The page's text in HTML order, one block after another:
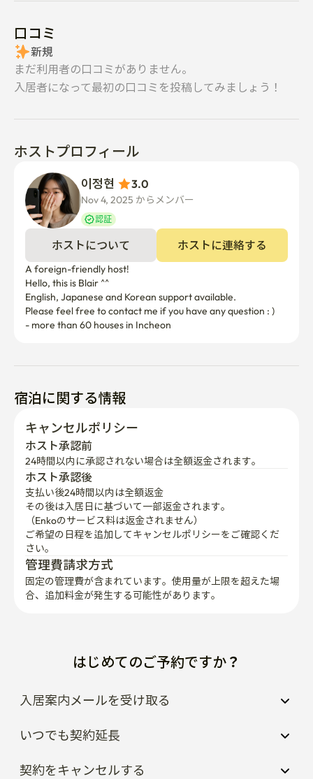
• バス停にとても近いです。
• フアン駅までバスで約10~15分、バスは約5分おきに運
行しています。
口コミ
新規
まだ利用者の口コミがありません。
入居者になって最初の口コミを投稿してみましょう！
ホストプロフィール
3.0
Nov 4, 2025 からメンバー
認証
ホストについて ホストに連絡する
A foreign-friendly host!
Hello, this is Blair ^^
English, Japanese and Korean support available.
Please feel free to contact me if you have any question : )
- more than 60 houses in Incheon
宿泊に関する情報
キャンセルポリシー
ホスト承認前
24時間以内に承認されない場合は全額返金されます。
ホスト承認後
支払い後24時間以内は全額返金
その後は入居日に基づいて一部返金されます。
（Enkoのサービス料は返金されません）
ご希望の日程を追加してキャンセルポリシーをご確認くだ
さい。
管理費請求方式
固定の管理費が含まれています。使用量が上限を超えた場
合、追加料金が発生する可能性があります。
はじめてのご予約ですか？
入居案内メールを受け取る
いつでも契約延長
契約をキャンセルする